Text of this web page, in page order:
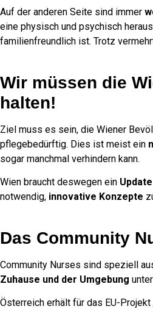
Auf der anderen Seite sind immer
eine physisch und psychisch
familienfreundlich ist. Trotz
Wir müssen die
halten!
Ziel muss es sein, die Wiener
pflegebedürftig. Dies ist meist ein
sogar manchmal verhindern kann.
Wien braucht deswegen ein
notwendig, innovative Konzepte
Das Community
Community Nurses sind speziell
Zuhause und der Umgebung
Österreich erhält für das EU-